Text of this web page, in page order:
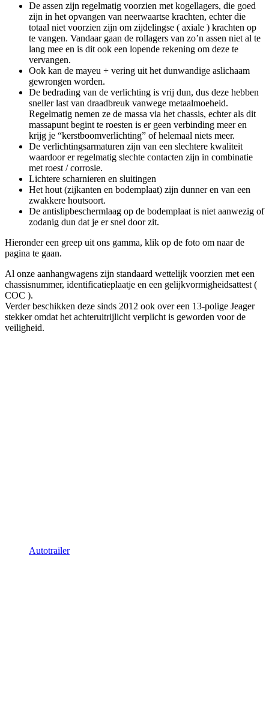
De assen zijn regelmatig voorzien met kogellagers, die goed
zijn in het opvangen van neerwaartse krachten, echter die
totaal niet voorzien zijn om zijdelingse ( axiale ) krachten op
te vangen. Vandaar gaan de rollagers van zo’n assen niet al te
lang mee en is dit ook een lopende rekening om deze te
vervangen.
Ook kan de mayeu + vering uit het dunwandige aslichaam
gewrongen worden.
De bedrading van de verlichting is vrij dun, dus deze hebben
sneller last van draadbreuk vanwege metaalmoeheid.
Regelmatig nemen ze de massa via het chassis, echter als dit
massapunt begint te roesten is er geen verbinding meer en
krijg je “kerstboomverlichting” of helemaal niets meer.
De verlichtingsarmaturen zijn van een slechtere kwaliteit
waardoor er regelmatig slechte contacten zijn in combinatie
met roest / corrosie.
Lichtere scharnieren en sluitingen
Het hout (zijkanten en bodemplaat) zijn dunner en van een
zwakkere houtsoort.
De antislipbeschermlaag op de bodemplaat is niet aanwezig of
zodanig dun dat je er snel door zit.
Hieronder een greep uit ons gamma, klik op de foto om naar de
pagina te gaan.
Al onze aanhangwagens zijn standaard wettelijk voorzien met een
chassisnummer, identificatieplaatje en een gelijkvormigheidsattest (
COC ).
Verder beschikken deze sinds 2012 ook over een 13-polige Jeager
stekker omdat het achteruitrijlicht verplicht is geworden voor de
veiligheid.
Autotrailer